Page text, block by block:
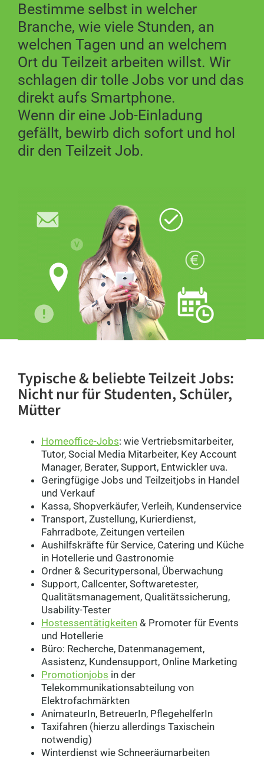
Bestimme selbst in welcher
Branche, wie viele Stunden, an
welchen Tagen und an welchem
Ort du Teilzeit arbeiten willst. Wir
schlagen dir tolle Jobs vor und das
direkt aufs Smartphone.
Wenn dir eine Job-Einladung
gefällt, bewirb dich sofort und hol
dir den Teilzeit Job.
Typische & beliebte Teilzeit Jobs:
Nicht nur für Studenten, Schüler,
Mütter
Homeoffice-Jobs: wie Vertriebsmitarbeiter,
Tutor, Social Media Mitarbeiter, Key Account
Manager, Berater, Support, Entwickler uva.
Geringfügige Jobs und Teilzeitjobs in Handel
und Verkauf
Kassa, Shopverkäufer, Verleih, Kundenservice
Transport, Zustellung, Kurierdienst,
Fahrradbote, Zeitungen verteilen
Aushilfskräfte für Service, Catering und Küche
in Hotellerie und Gastronomie
Ordner & Securitypersonal, Überwachung
Support, Callcenter, Softwaretester,
Qualitätsmanagement, Qualitätssicherung,
Usability-Tester
Hostessentätigkeiten& Promoter für Events
und Hotellerie
Büro: Recherche, Datenmanagement,
Assistenz, Kundensupport, Online Marketing
Promotionjobs in der
Telekommunikationsabteilung von
Elektrofachmärkten
AnimateurIn, BetreuerIn, PflegehelferIn
Taxifahren (hierzu allerdings Taxischein
notwendig)
Winterdienst wie Schneeräumarbeiten